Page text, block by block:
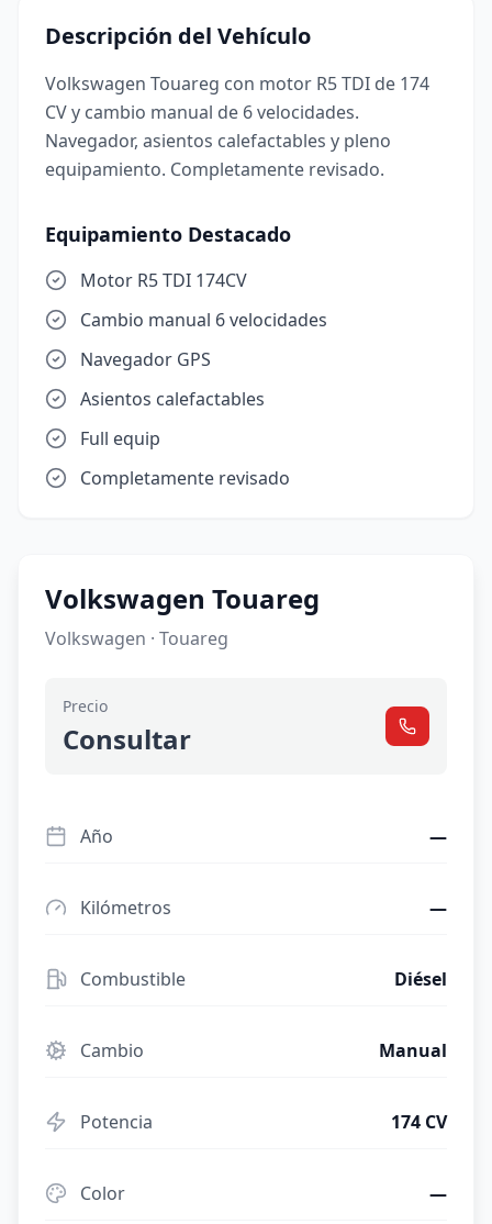
Descripción del Vehículo
Volkswagen Touareg con motor R5 TDI de 174
CV y cambio manual de 6 velocidades.
Navegador, asientos calefactables y pleno
equipamiento. Completamente revisado.
Equipamiento Destacado
Motor R5 TDI 174CV
Cambio manual 6 velocidades
Navegador GPS
Asientos calefactables
Full equip
Completamente revisado
Volkswagen Touareg
Volkswagen · Touareg
Precio
Consultar
Año —
Kilómetros —
Combustible Diésel
Cambio Manual
Potencia 174 CV
Color —